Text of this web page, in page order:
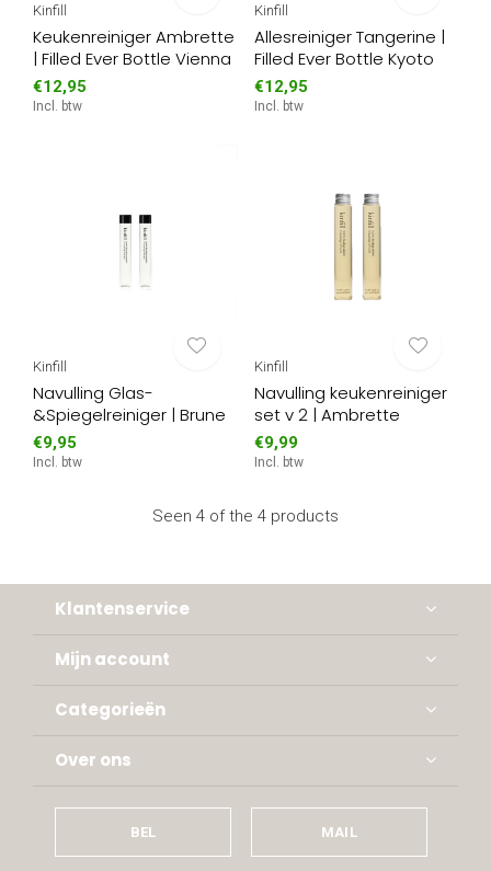
Kinfill
Keukenreiniger Ambrette
| Filled Ever Bottle Vienna
€12,95
Incl. btw
Kinfill
Allesreiniger Tangerine |
Filled Ever Bottle Kyoto
€12,95
Incl. btw
Kinfill
Navulling Glas-
&Spiegelreiniger | Brune
€9,95
Incl. btw
Kinfill
Navulling keukenreiniger
set v 2 | Ambrette
€9,99
Incl. btw
Seen 4 of the 4 products
Klantenservice
Mijn account
Categorieën
Over ons
BEL MAIL